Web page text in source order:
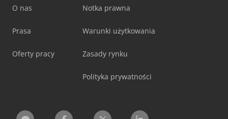
O nas
Prasa
Oferty pracy
Notka prawna
Warunki użytkowania
Zasady rynku
Polityka prywatności